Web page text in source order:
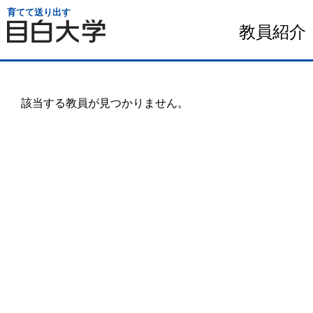
育てて送り出す
教員紹介
該当する教員が見つかりません。